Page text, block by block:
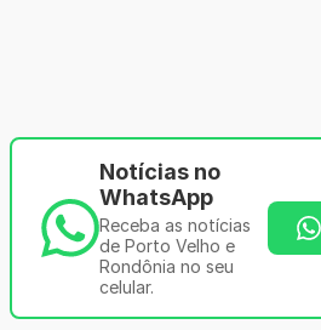
Notícias no
WhatsApp
Receba as notícias
de Porto Velho e
Rondônia no seu
celular.